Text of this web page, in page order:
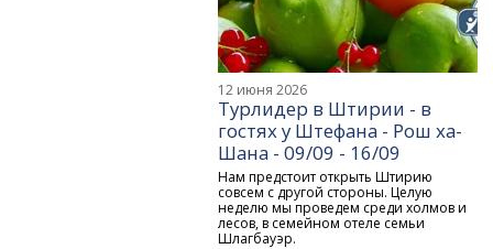
12 июня 2026
Турлидер в Штирии - в
гостях у Штефана - Рош ха-
Шана - 09/09 - 16/09
Нам предстоит открыть Штирию
совсем с другой стороны. Целую
неделю мы проведем среди холмов и
лесов, в семейном отеле семьи
Шлагбауэр.